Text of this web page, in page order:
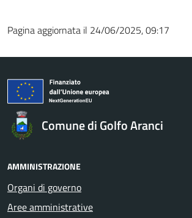
Pagina aggiornata il 24/06/2025, 09:17
Comune di Golfo Aranci
AMMINISTRAZIONE
Organi di governo
Aree amministrative